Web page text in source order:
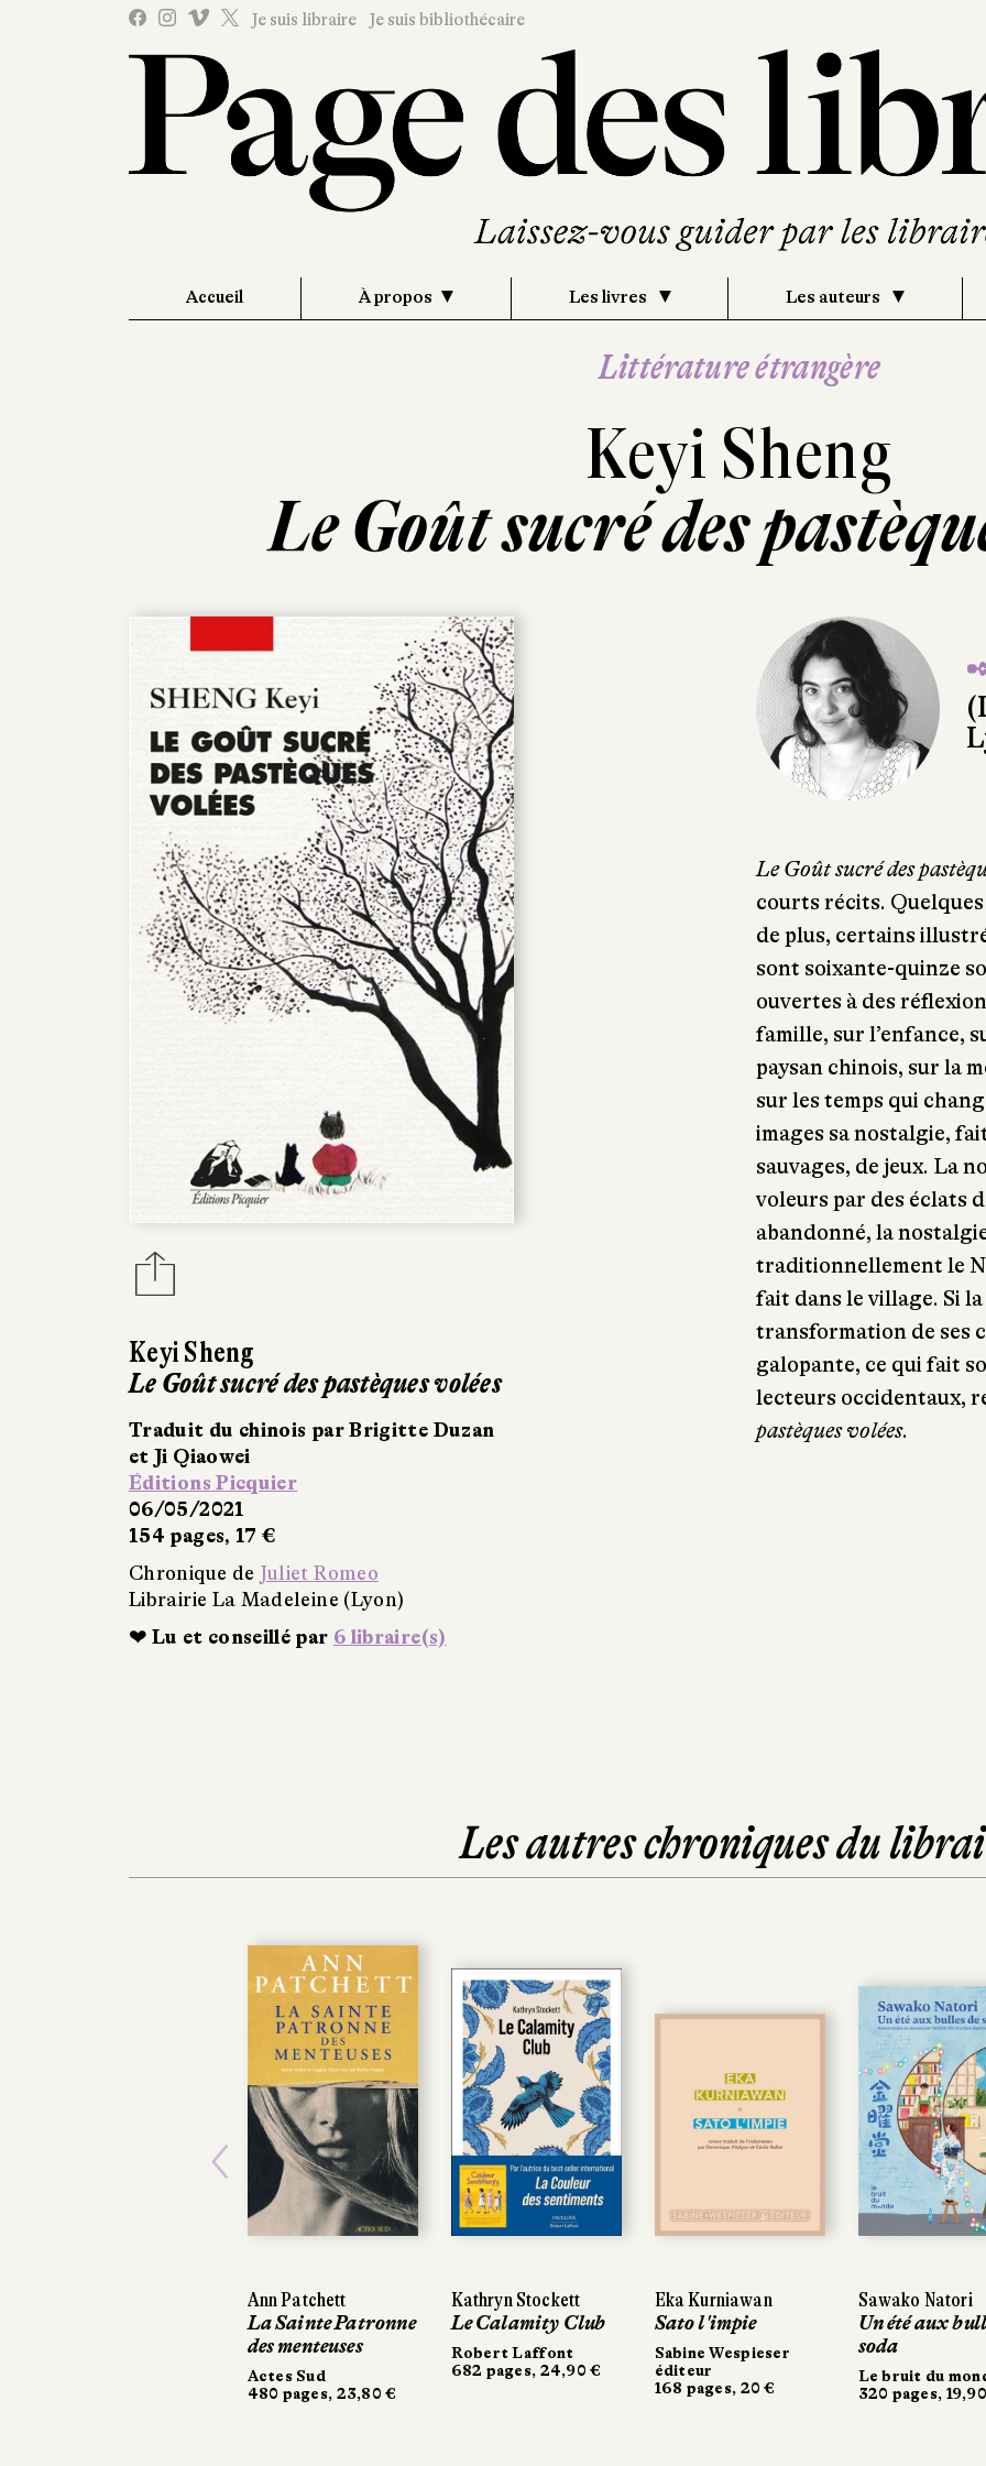
Je suis libraire Je suis bibliothécaire
Accueil À propos Les livres Les auteurs
Littérature étrangère
Keyi Sheng
Le Goût sucré des
Keyi Sheng
Le Goût sucré des pastèques volées
Traduit du chinois par Brigitte Duzan
et Ji Qiaowei
Éditions Picquier
06/05/2021
154 pages, 17 €
Chronique de Juliet Romeo
Librairie La Madeleine (Lyon)
❤ Lu et conseillé par 6 libraire(s)
Le Goût sucré des
courts récits.
de plus, certains
sont soixante-quinze
ouvertes à des
famille, sur l’enfance,
paysan chinois, sur la
sur les temps qui
images sa nostalgie,
sauvages, de jeux. La
voleurs par des éclats
abandonné, la
traditionnellement le
fait dans le village. Si
transformation de ses
galopante, ce qui fait
lecteurs occidentaux,
pastèques volées.
Les autres chroniques du
Ann Patchett
La Sainte Patronne
des menteuses
Actes Sud
480 pages, 23,80 €
Kathryn Stockett
Le Calamity Club
Robert Laffont
682 pages, 24,90 €
Eka Kurniawan
Sato l'impie
Sabine Wespieser
éditeur
168 pages, 20 €
Sawako Natori
Un été aux
soda
Le bruit du
320 pages, 19,90
Kathryn Stockett
Le Calamity Club
Robert Laffont
682 pages, 24,90 €
Eka Kurniawan
Sato l'impie
Sabine Wespieser
éditeur
168 pages, 20 €
Sawako Natori
Un été aux
soda
Le bruit du
320 pages, 19,90
Previous